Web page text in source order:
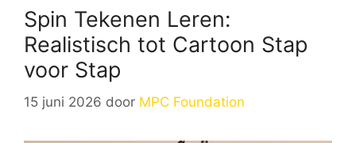
Spin Tekenen Leren:
Realistisch tot Cartoon Stap
voor Stap
15 juni 2026 door MPC Foundation